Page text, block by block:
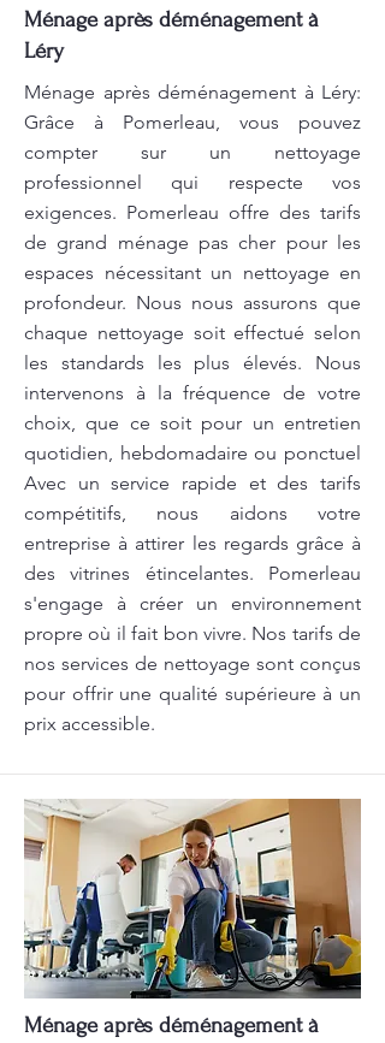
Ménage après déménagement à
Léry
Ménage après déménagement à Léry:
Grâce à Pomerleau, vous pouvez
compter sur un nettoyage
professionnel qui respecte vos
exigences. Pomerleau offre des tarifs
de grand ménage pas cher pour les
espaces nécessitant un nettoyage en
profondeur. Nous nous assurons que
chaque nettoyage soit effectué selon
les standards les plus élevés. Nous
intervenons à la fréquence de votre
choix, que ce soit pour un entretien
quotidien, hebdomadaire ou ponctuel
Avec un service rapide et des tarifs
compétitifs, nous aidons votre
entreprise à attirer les regards grâce à
des vitrines étincelantes. Pomerleau
s'engage à créer un environnement
propre où il fait bon vivre. Nos tarifs de
nos services de nettoyage sont conçus
pour offrir une qualité supérieure à un
prix accessible.
Ménage après déménagement à